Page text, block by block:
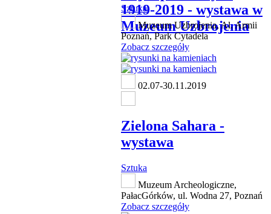
1919-2019 - wystawa w
Muzeum Uzbrojenia
Sztuka
Muzeum Uzbrojenia, Al. Armii
Poznań, Park Cytadela
Zobacz szczegóły
02.07-30.11.2019
Zielona Sahara -
wystawa
Sztuka
Muzeum Archeologiczne,
PałacGórków, ul. Wodna 27, Poznań
Zobacz szczegóły